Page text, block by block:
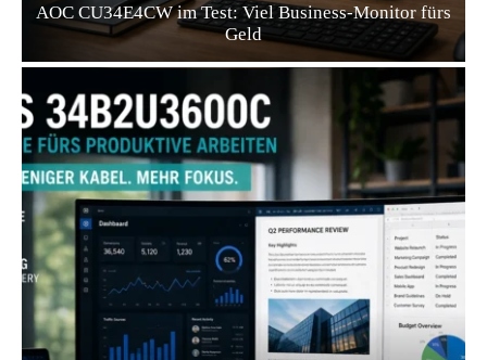
AOC CU34E4CW im Test: Viel Business-Monitor fürs
Geld